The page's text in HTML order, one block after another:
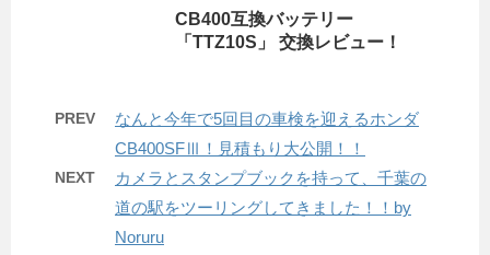
CB400互換バッテリー
「TTZ10S」 交換レビュー！
PREV
なんと今年で5回目の車検を迎えるホンダ
CB400SFⅢ！見積もり大公開！！
NEXT
カメラとスタンプブックを持って、千葉の
道の駅をツーリングしてきました！！by
Noruru